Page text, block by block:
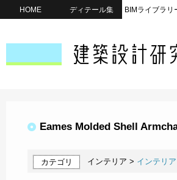
HOME ディテール集 BIMライブラリ
Eames Molded Shell
カテゴリ インテリア > インテリア